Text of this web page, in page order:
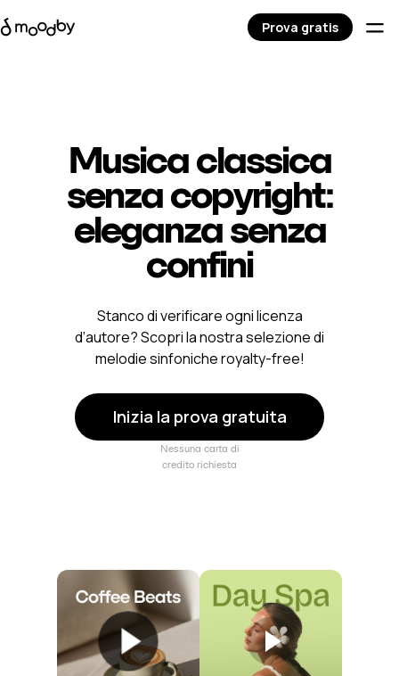
Musica classica
senza copyright:
eleganza senza
confini
Stanco di verificare ogni licenza
d’autore? Scopri la nostra selezione di
melodie sinfoniche royalty-free!
Inizia la prova gratuita
Nessuna carta di
credito richiesta
Prova gratis